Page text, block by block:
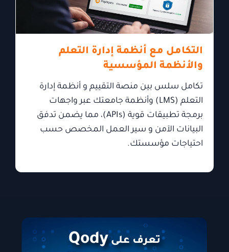
التكامل مع أنظمة إدارة التعلم
والأنظمة المؤسسية
تكامل سلس بين منصة التقييم و أنظمة إدارة
التعلم (LMS) وأنظمة جامعتك عبر واجهات
برمجة تطبيقات قوية (APIs)، مما يضمن تدفق
البيانات الآمن و سير العمل المخصص حسب
احتياجات مؤسستك.
تعرف علىQody